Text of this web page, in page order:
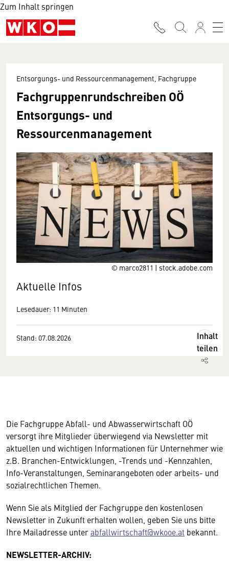
Zum Inhalt springen
© marco2811 | stock.adobe.com
Entsorgungs- und Ressourcenmanagement, Fachgruppe
Fachgruppenrundschreiben OÖ
Entsorgungs- und
Ressourcenmanagement
Aktuelle Infos
Lesedauer: 11 Minuten
Stand: 07.08.2026
Inhalt
teilen
Die Fachgruppe Abfall- und Abwasserwirtschaft OÖ
versorgt ihre Mitglieder überwiegend via Newsletter mit
aktuellen und wichtigen Informationen für Unternehmer wie
z.B. Branchen-Entwicklungen, -Trends und -Kennzahlen,
Info-Veranstaltungen, Seminarangeboten oder arbeits- und
sozialrechtlichen Themen.
Wenn Sie als Mitglied der Fachgruppe den kostenlosen
Newsletter in Zukunft erhalten wollen, geben Sie uns bitte
Ihre Mailadresse unterabfallwirtschaft@wkooe.at bekannt.
NEWSLETTER-ARCHIV: